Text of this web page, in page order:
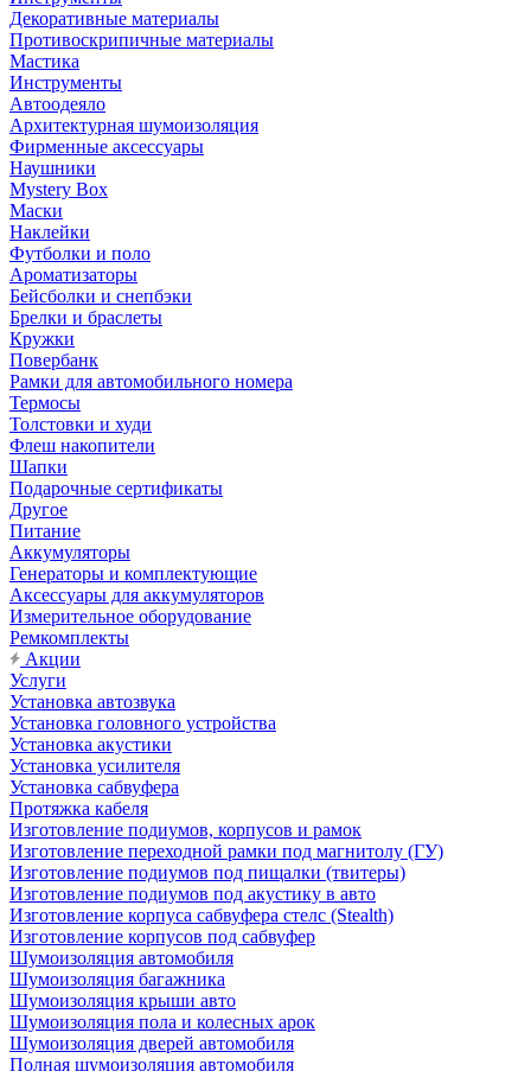
Декоративные материалы
Противоскрипичные материалы
Мастика
Инструменты
Автоодеяло
Архитектурная шумоизоляция
Фирменные аксессуары
Наушники
Mystery Box
Маски
Наклейки
Футболки и поло
Ароматизаторы
Бейсболки и снепбэки
Брелки и браслеты
Кружки
Повербанк
Рамки для автомобильного номера
Термосы
Толстовки и худи
Флеш накопители
Шапки
Подарочные сертификаты
Другое
Питание
Аккумуляторы
Генераторы и комплектующие
Аксессуары для аккумуляторов
Измерительное оборудование
Ремкомплекты
Акции
Услуги
Установка автозвука
Установка головного устройства
Установка акустики
Установка усилителя
Установка сабвуфера
Протяжка кабеля
Изготовление подиумов, корпусов и рамок
Изготовление переходной рамки под магнитолу (ГУ)
Изготовление подиумов под пищалки (твитеры)
Изготовление подиумов под акустику в авто
Изготовление корпуса сабвуфера стелс (Stealth)
Изготовление корпусов под сабвуфер
Шумоизоляция автомобиля
Шумоизоляция багажника
Шумоизоляция крыши авто
Шумоизоляция пола и колесных арок
Шумоизоляция дверей автомобиля
Полная шумоизоляция автомобиля